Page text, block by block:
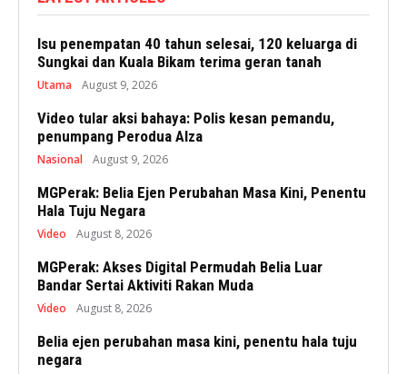
Isu penempatan 40 tahun selesai, 120 keluarga di
Sungkai dan Kuala Bikam terima geran tanah
Utama August 9, 2026
Video tular aksi bahaya: Polis kesan pemandu,
penumpang Perodua Alza
Nasional August 9, 2026
MGPerak: Belia Ejen Perubahan Masa Kini, Penentu
Hala Tuju Negara
Video August 8, 2026
MGPerak: Akses Digital Permudah Belia Luar
Bandar Sertai Aktiviti Rakan Muda
Video August 8, 2026
Belia ejen perubahan masa kini, penentu hala tuju
negara